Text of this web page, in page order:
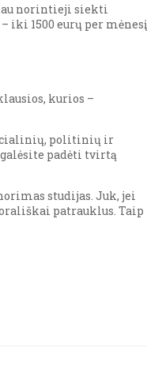
norintieji siekti
1500 eurų per mėnesį.
kurios –
politinių ir
padėti tvirtą
studijas. Juk, jei
patrauklus. Taip